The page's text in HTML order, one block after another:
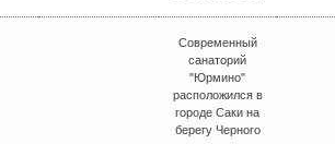
Современный
санаторий
"Юрмино"
расположился в
городе Саки на
берегу Черного